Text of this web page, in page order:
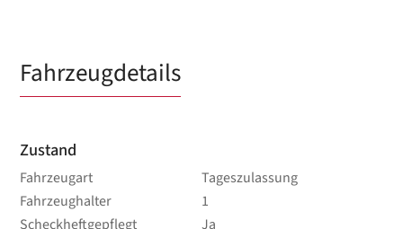
Fahrzeugdetails
Zustand
Fahrzeugart
Tageszulassung
Fahrzeughalter
1
Scheckheftgepflegt
Ja